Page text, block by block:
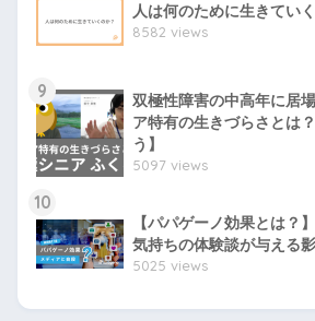
人は何のために生きてい
8582 views
9
双極性障害の中高年に居
ア特有の生きづらさとは
う】
5097 views
10
【パパゲーノ効果とは？
気持ちの体験談が与える
5025 views